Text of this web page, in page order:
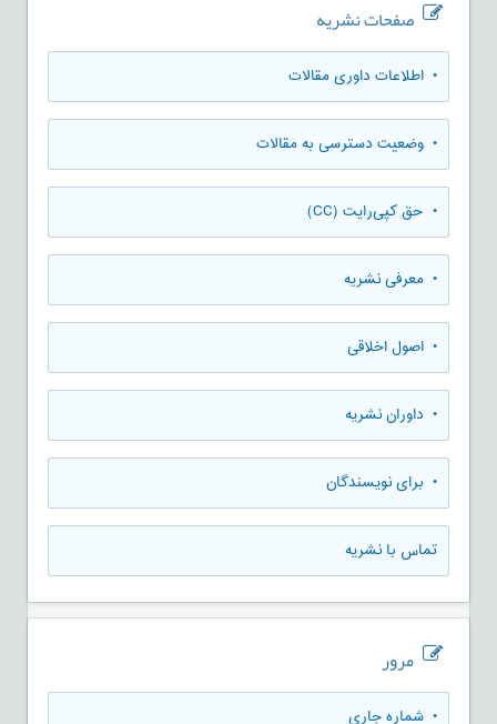
صفحات نشریه
• اطلاعات داوری مقالات
• وضعیت دسترسی به مقالات
• حق کپی‌رایت (CC)
• معرفی نشریه
• اصول اخلاقی
• داوران نشریه
• برای نویسندگان
تماس با نشریه
مرور
• شماره جاری